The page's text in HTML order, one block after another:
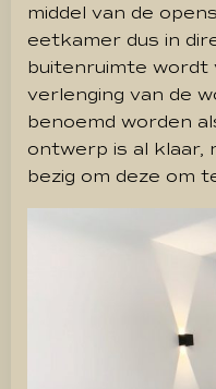
middel van de
eetkamer dus in
buitenruimte
verlenging van de
benoemd worden
ontwerp is al klaar,
bezig om deze om